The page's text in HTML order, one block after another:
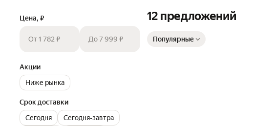
Цена, ₽
От 1 782 ₽ До 7 999 ₽
Акции
Ниже рынка
Срок доставки
Сегодня
Сегодня‐завтра
12 предложений
Популярные